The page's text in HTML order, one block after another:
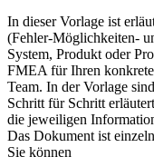
In dieser Vorlage ist
(Fehler-Möglichkeiten-
System, Produkt oder
FMEA für Ihren
Team. In der Vorlage
Schritt für Schritt
die jeweiligen
Das Dokument ist
Sie können